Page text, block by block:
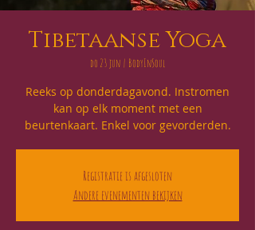
Tibetaanse Yoga
do 23 jun
  |
BodyInSoul
Reeks op donderdagavond. Instromen
kan op elk moment met een
beurtenkaart. Enkel voor gevorderden.
Registratie is afgesloten
Andere evenementen bekijken